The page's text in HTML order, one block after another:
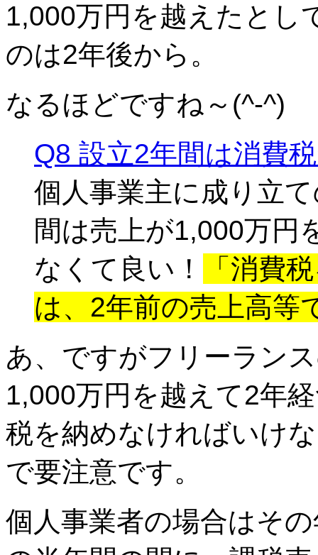
1,000万円を越えたとし
のは2年後から。
なるほどですね～(^-^)
Q8 設立2年間は消費
個人事業主に成り立
間は売上が1,000万円
なくて良い！
「消費
は、2年前の売上高等
あ、ですがフリーラン
1,000万円を越えて2年
税を納めなければいけ
で要注意です。
個人事業者の場合はそ